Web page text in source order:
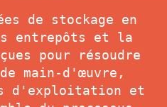
de stockage en
entrepôts et la
pour résoudre
main-d'œuvre,
d'exploitation et